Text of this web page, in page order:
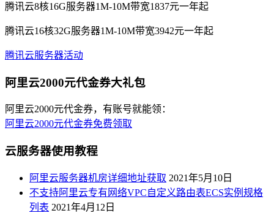
腾讯云8核16G服务器1M-10M带宽1837元一年起
腾讯云16核32G服务器1M-10M带宽3942元一年起
腾讯云服务器活动
阿里云2000元代金券大礼包
阿里云2000元代金券，有账号就能领：
阿里云2000元代金券免费领取
云服务器使用教程
阿里云服务器机房详细地址获取 2021年5月10日
不支持阿里云专有网络VPC自定义路由表ECS实例规格
列表 2021年4月12日